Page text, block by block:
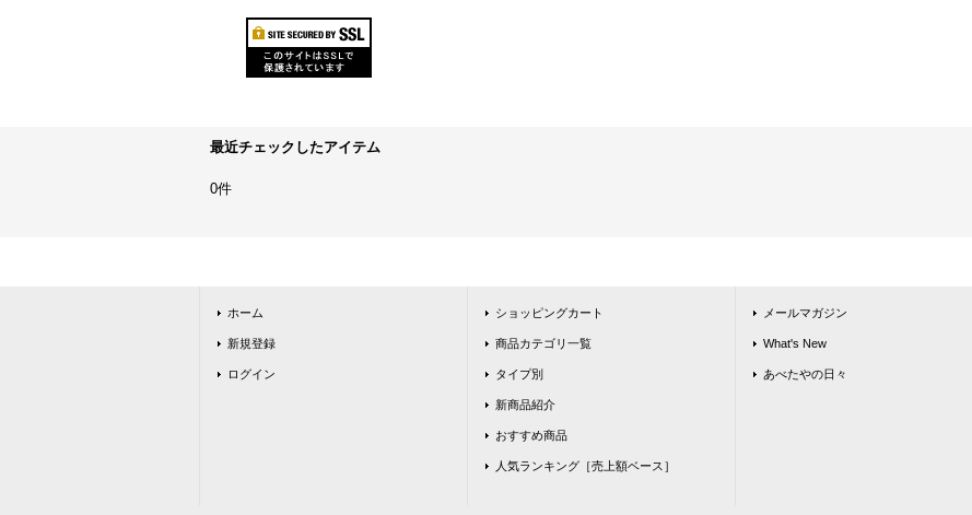
最近チェックしたアイテム
0件
ホーム
新規登録
ログイン
ショッピングカート
商品カテゴリ一覧
タイプ別
新商品紹介
おすすめ商品
人気ランキング［売上額ベース］
メールマガジン
What's New
あべたやの日々